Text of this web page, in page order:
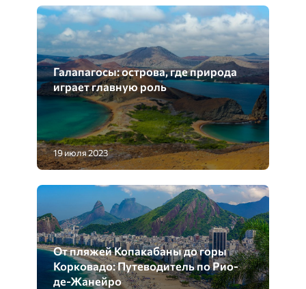
Галапагосы: острова, где природа
играет главную роль
19 июля 2023
От пляжей Копакабаны до горы
Корковадо: Путеводитель по Рио-
де-Жанейро